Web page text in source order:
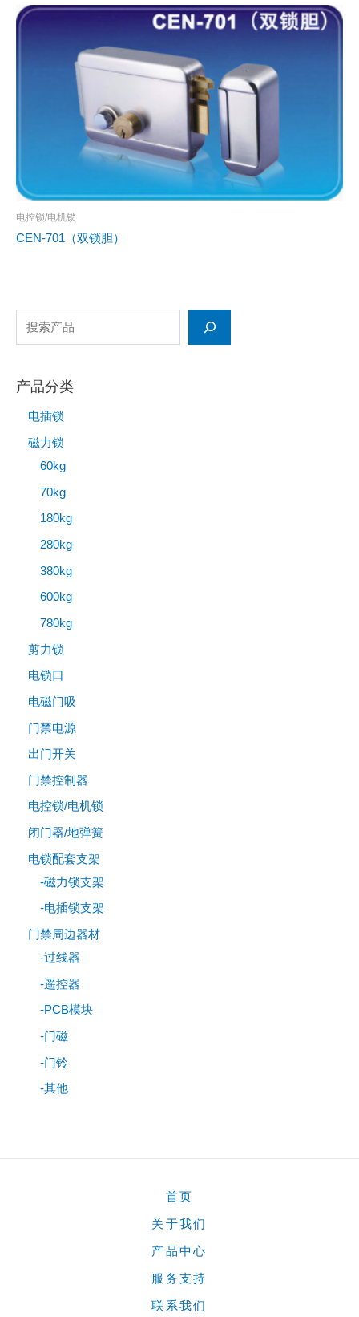
产品分类
电插锁
磁力锁
60kg
70kg
180kg
280kg
380kg
600kg
780kg
剪力锁
电锁口
电磁门吸
门禁电源
出门开关
门禁控制器
电控锁/电机锁
闭门器/地弹簧
电锁配套支架
-磁力锁支架
-电插锁支架
门禁周边器材
-过线器
-遥控器
-PCB模块
-门磁
-门铃
-其他
电控锁/电机锁
CEN-701（双锁胆）
首页
关于我们
产品中心
服务支持
联系我们